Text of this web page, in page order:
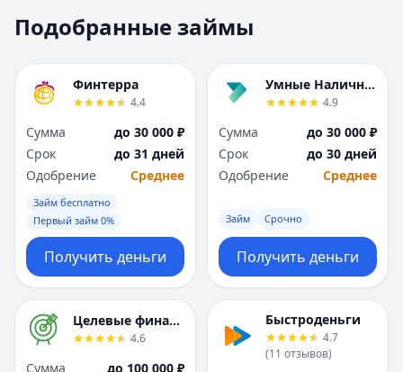
Набережные Челны
Нижний Новгород
Новокузнецк
Новосибирск
Омск
П
Пенза
Пермь
Р
Ростов-на-Дону
Рязань
С
Самара
Набережные
Нижний Новгород
Новокузнецк
Новосибирск
Омск
Оренбург
П
Пенза
Пермь
Р
Ростов-на-Дону
Рязань
С
Самара
Подобранные займы
Финтерра
4.4
Сумма
до 30 000 ₽
Срок
до 31 дней
Одобрение
Среднее
Займ бесплатно
Первый займ 0%
Получить деньги
Умные Наличные
4.9
Сумма
до 30 000 ₽
Срок
до 30 дней
Одобрение
Среднее
Займ Срочно
Получить деньги
Целевые финансы
4.6
Сумма
до 100 000 ₽
Быстроденьги
4.7
(11 отзывов)